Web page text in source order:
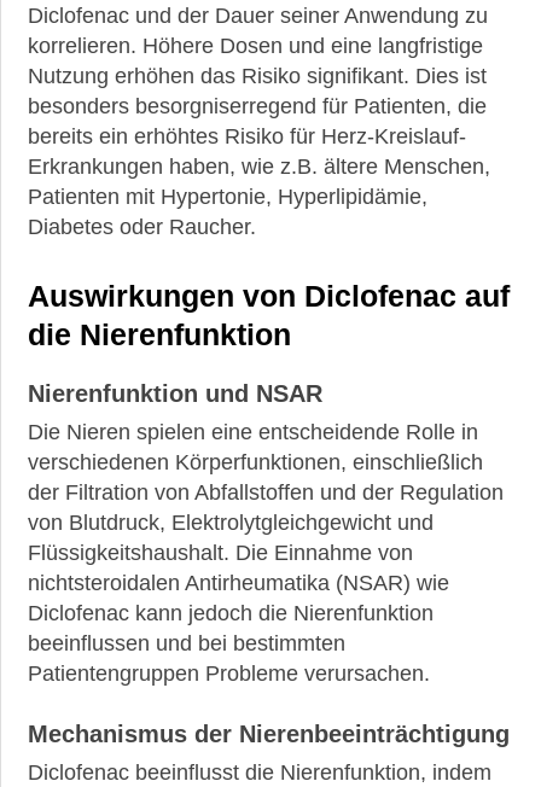
Diclofenac und der Dauer seiner Anwendung zu
korrelieren. Höhere Dosen und eine langfristige
Nutzung erhöhen das Risiko signifikant. Dies ist
besonders besorgniserregend für Patienten, die
bereits ein erhöhtes Risiko für Herz-Kreislauf-
Erkrankungen haben, wie z.B. ältere Menschen,
Patienten mit Hypertonie, Hyperlipidämie,
Diabetes oder Raucher.
Auswirkungen von Diclofenac auf
die Nierenfunktion
Nierenfunktion und NSAR
Die Nieren spielen eine entscheidende Rolle in
verschiedenen Körperfunktionen, einschließlich
der Filtration von Abfallstoffen und der Regulation
von Blutdruck, Elektrolytgleichgewicht und
Flüssigkeitshaushalt. Die Einnahme von
nichtsteroidalen Antirheumatika (NSAR) wie
Diclofenac kann jedoch die Nierenfunktion
beeinflussen und bei bestimmten
Patientengruppen Probleme verursachen.
Mechanismus der Nierenbeeinträchtigung
Diclofenac beeinflusst die Nierenfunktion, indem